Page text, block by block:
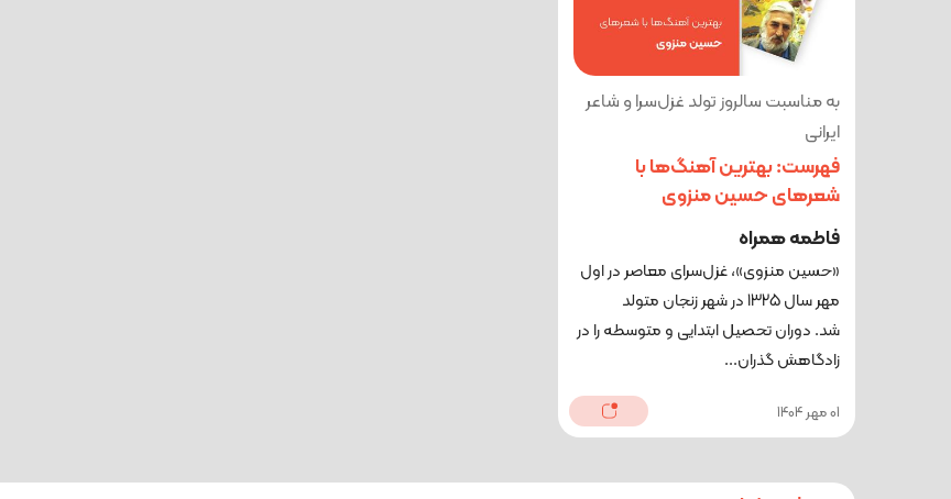
به مناسبت سالروز تولد غزل‌سرا و شاعر
ایرانی
فهرست: بهترین آهنگ‌ها با
شعرهای حسین منزوی
فاطمه همراه
«حسین منزوی»، غزل‌سرای معاصر در اول
مهر سال 1325 در شهر زنجان متولد
شد. دوران تحصیل ابتدایی و متوسطه را در
زادگاهش گذران...
01 مهر 1404